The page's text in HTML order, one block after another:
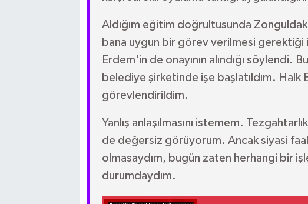
Aldığım eğitim doğrultusunda
bana uygun bir görev verilmesi gerektiği
Erdem'in de onayının alındığı söylendi.
belediye şirketinde işe başlatıldım.
görevlendirildim.
Yanlış anlaşılmasını istemem.
de değersiz görüyorum. Ancak siyasi
olmasaydım, bugün zaten herhangi bir
durumdaydım.